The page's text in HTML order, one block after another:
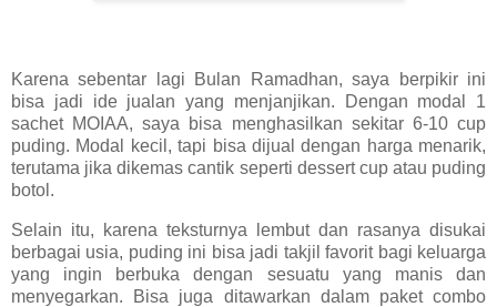
Karena sebentar lagi Bulan Ramadhan, saya berpikir ini
bisa jadi ide jualan yang menjanjikan. Dengan modal 1
sachet MOIAA, saya bisa menghasilkan sekitar 6-10 cup
puding. Modal kecil, tapi bisa dijual dengan harga menarik,
terutama jika dikemas cantik seperti dessert cup atau puding
botol.
Selain itu, karena teksturnya lembut dan rasanya disukai
berbagai usia, puding ini bisa jadi takjil favorit bagi keluarga
yang ingin berbuka dengan sesuatu yang manis dan
menyegarkan. Bisa juga ditawarkan dalam paket combo